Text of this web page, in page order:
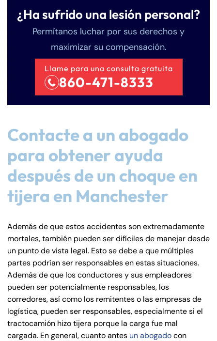
¿Ha sufrido una lesión personal?
Permítanos luchar por sus derechos y
maximizar su compensación.
Llame para una consulta gratuita
860-471-8333
Contacte a un abogado
para obtener ayuda
después de un choque en
tijera en Manchester
Además de que estos accidentes son extremadamente
mortales, también pueden ser difíciles de manejar desde
un punto de vista legal. Esto se debe a que múltiples
partes podrían ser responsables en estas situaciones.
Además de que los conductores y sus empleadores
pueden ser potencialmente responsables, los
corredores, así como los remitentes o las empresas de
logística, pueden ser responsables, especialmente si el
tractocamión hizo tijera porque la carga fue mal
cargada. En general, cuanto antes un abogadocon